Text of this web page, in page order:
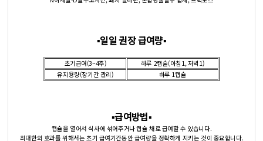
▪️일일 권장 급여량▪️
초기급여(3~4주)
하루 2캡슐(아침1, 저녁1)
유지용량(장기간 관리)
하루 1캡슐
▪️급여방법▪️
캡슐을 열어서 식사에 섞어주거나 캡슐 채로 급여할 수 있습니다.
최대한의 효과를 위해서는 초기 급여기간동안 급여량을 정확하게 지키는 것이 중요합니다.